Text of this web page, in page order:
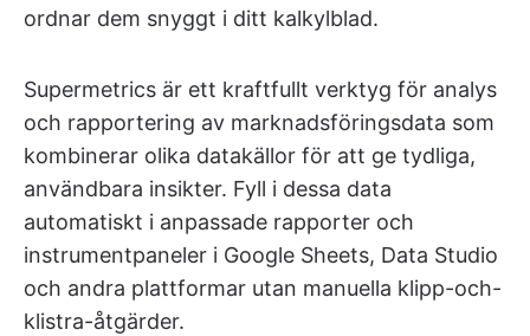
ordnar dem snyggt i ditt kalkylblad.
Supermetrics är ett kraftfullt verktyg för analys
och rapportering av marknadsföringsdata som
kombinerar olika datakällor för att ge tydliga,
användbara insikter. Fyll i dessa data
automatiskt i anpassade rapporter och
instrumentpaneler i Google Sheets, Data Studio
och andra plattformar utan manuella klipp-och-
klistra-åtgärder.